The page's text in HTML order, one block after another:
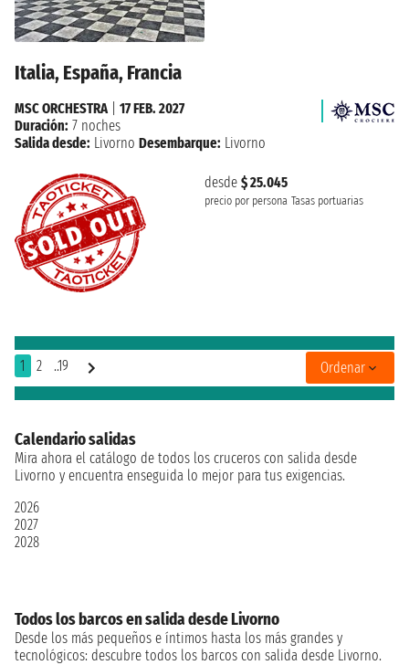
Italia, España, Francia
desde $ 25.045
precio por persona Tasas portuarias
MSC ORCHESTRA
17 FEB. 2027
Duración: 7 noches
Salida desde: Livorno Desembarque: Livorno
1 2 ..19 Ordenar
Calendario salidas
Mira ahora el catálogo de todos los cruceros con salida desde
Livorno y encuentra enseguida lo mejor para tus exigencias.
2026
2027
2028
Todos los barcos en salida desde Livorno
Desde los más pequeños e íntimos hasta los más grandes y
tecnológicos: descubre todos los barcos con salida desde Livorno.